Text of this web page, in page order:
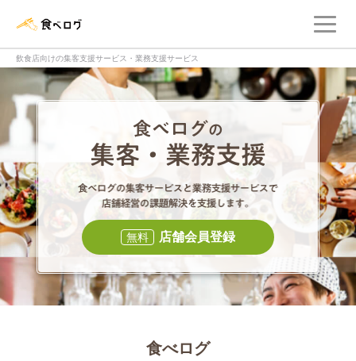
飲食店向けの集客支援サービス・業務支援サービス
食べログの集客
食べログの集
無料 店舗会員登録
食べログ